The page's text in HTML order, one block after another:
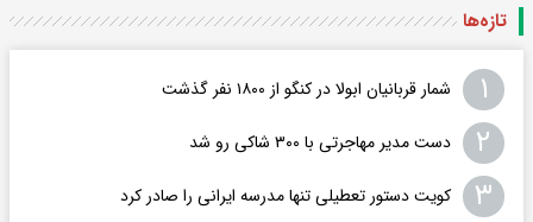
تازه‌ها
۱ شمار قربانیان ابولا در کنگو از ۱۸۰۰ نفر گذشت
۲ دست مدیر مهاجرتی با ۳۰۰ شاکی رو شد
۳ کویت دستور تعطیلی تنها مدرسه ایرانی را صادر کرد